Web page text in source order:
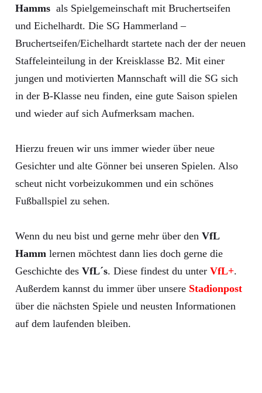
Hamms als Spielgemeinschaft mit Bruchertseifen
und Eichelhardt. Die SG Hammerland –
Bruchertseifen/Eichelhardt startete nach der der neuen
Staffeleinteilung in der Kreisklasse B2. Mit einer
jungen und motivierten Mannschaft will die SG sich
in der B-Klasse neu finden, eine gute Saison spielen
und wieder auf sich Aufmerksam machen.
Hierzu freuen wir uns immer wieder über neue
Gesichter und alte Gönner bei unseren Spielen. Also
scheut nicht vorbeizukommen und ein schönes
Fußballspiel zu sehen.
Wenn du neu bist und gerne mehr über den VfL
Hamm lernen möchtest dann lies doch gerne die
Geschichte des VfL´s. Diese findest du unter VfL+.
Außerdem kannst du immer über unsere Stadionpost
über die nächsten Spiele und neusten Informationen
auf dem laufenden bleiben.